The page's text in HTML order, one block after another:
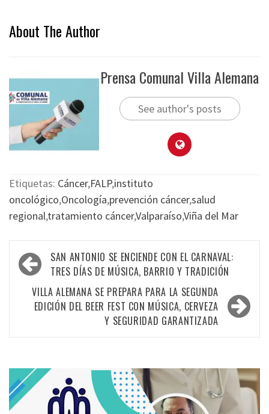
About The Author
Prensa Comunal Villa Alemana
See author's posts
Etiquetas: Cáncer,FALP,instituto
oncológico,Oncología,prevención cáncer,salud
regional,tratamiento cáncer,Valparaíso,Viña del Mar
SAN ANTONIO SE ENCIENDE CON EL CARNAVAL:
TRES DÍAS DE MÚSICA, BARRIO Y TRADICIÓN
VILLA ALEMANA SE PREPARA PARA LA SEGUNDA
EDICIÓN DEL BEER FEST CON MÚSICA, CERVEZA
Y SEGURIDAD GARANTIZADA